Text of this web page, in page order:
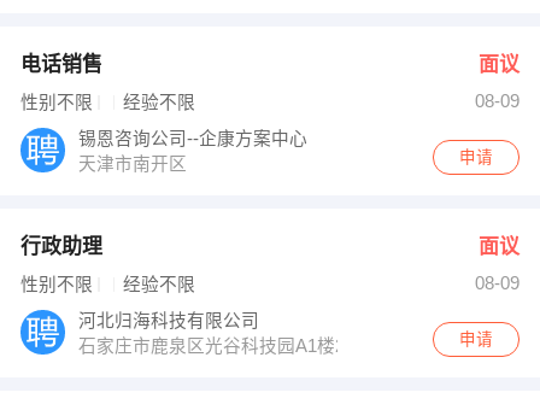
电话销售 面议
性别不限 经验不限
08-09
锡恩咨询公司--企康方案中心
天津市南开区
申请
行政助理 面议
性别不限 经验不限
08-09
河北归海科技有限公司
石家庄市鹿泉区光谷科技园A1楼202室
申请